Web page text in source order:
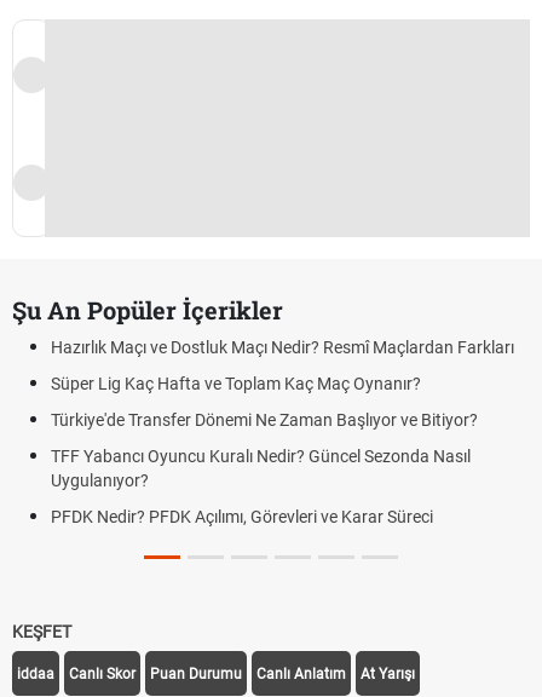
Şu An Popüler İçerikler
Hazırlık Maçı ve Dostluk Maçı Nedir? Resmî Maçlardan Farkları
Süper Lig Kaç Hafta ve Toplam Kaç Maç Oynanır?
Türkiye'de Transfer Dönemi Ne Zaman Başlıyor ve Bitiyor?
TFF Yabancı Oyuncu Kuralı Nedir? Güncel Sezonda Nasıl
Uygulanıyor?
PFDK Nedir? PFDK Açılımı, Görevleri ve Karar Süreci
KEŞFET
iddaa Canlı Skor Puan Durumu Canlı Anlatım At Yarışı